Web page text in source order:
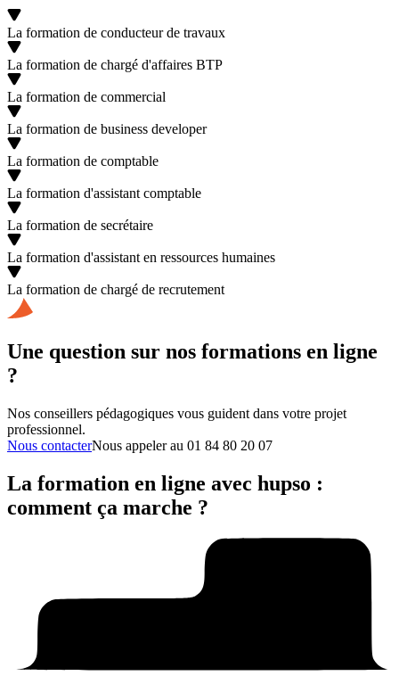
La formation de conducteur de travaux
La formation de chargé d'affaires BTP
La formation de commercial
La formation de business developer
La formation de comptable
La formation d'assistant comptable
La formation de secrétaire
La formation d'assistant en ressources humaines
La formation de chargé de recrutement
Une question sur nos formations en ligne
?
Nos conseillers pédagogiques vous guident dans votre projet
professionnel.
Nous contacterNous appeler au 01 84 80 20 07
La formation en ligne avec hupso :
comment ça marche ?